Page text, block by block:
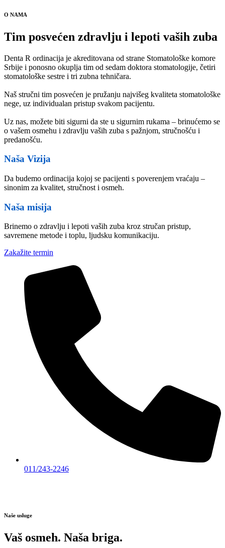
O NAMA
Tim posvećen zdravlju i lepoti vaših zuba
Denta R ordinacija je akreditovana od strane Stomatološke komore
Srbije i ponosno okuplja tim od sedam doktora stomatologije, četiri
stomatološke sestre i tri zubna tehničara.
Naš stručni tim posvećen je pružanju najvišeg kvaliteta stomatološke
nege, uz individualan pristup svakom pacijentu.
Uz nas, možete biti sigurni da ste u sigurnim rukama – brinućemo se
o vašem osmehu i zdravlju vaših zuba s pažnjom, stručnošću i
predanošću.
Naša Vizija
Da budemo ordinacija kojoj se pacijenti s poverenjem vraćaju –
sinonim za kvalitet, stručnost i osmeh.
Naša misija
Brinemo o zdravlju i lepoti vaših zuba kroz stručan pristup,
savremene metode i toplu, ljudsku komunikaciju.
Zakažite termin
011/243-2246
Naše usluge
Vaš osmeh. Naša briga.